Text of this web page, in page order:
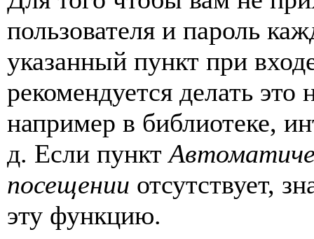
пользователя и пароль
указанный пункт при
рекомендуется делать
например в библиотеке,
д. Если пункт
посещении отсутствует,
эту функцию.